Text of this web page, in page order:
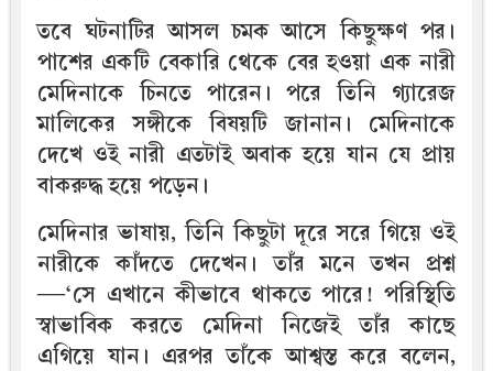
তবে ঘটনাটির আসল চমক আসে কিছুক্ষণ পর।
পাশের একটি বেকারি থেকে বের হওয়া এক নারী
মেদিনাকে চিনতে পারেন। পরে তিনি গ্যারেজ
মালিকের সঙ্গীকে বিষয়টি জানান। মেদিনাকে
দেখে ওই নারী এতটাই অবাক হয়ে যান যে প্রায়
বাকরুদ্ধ হয়ে পড়েন।
মেদিনার ভাষায়, তিনি কিছুটা দূরে সরে গিয়ে ওই
নারীকে কাঁদতে দেখেন। তাঁর মনে তখন প্রশ্ন
—‘সে এখানে কীভাবে থাকতে পারে! পরিস্থিতি
স্বাভাবিক করতে মেদিনা নিজেই তাঁর কাছে
এগিয়ে যান। এরপর তাঁকে আশ্বস্ত করে বলেন,